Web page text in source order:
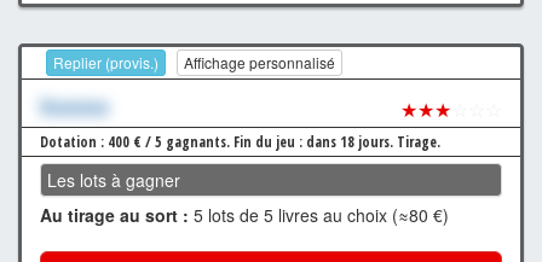
Replier (provis.) Affichage personnalisé
Xxxxxxx ★★★
Dotation : 400 € / 5 gagnants. Fin du jeu : dans 18 jours. Tirage.
Les lots à gagner
Au tirage au sort : 5 lots de 5 livres au choix (≈80 €)